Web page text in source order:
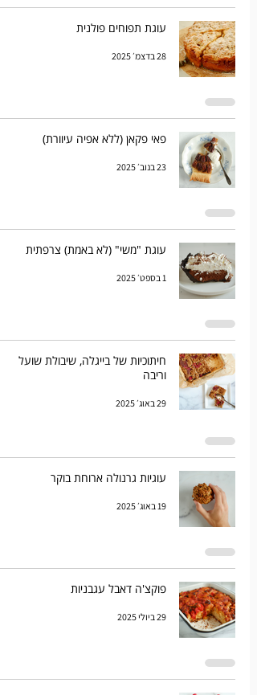
עוגת תפוחים פולנית
28 בדצמ׳ 2025
פאי פקאן (ללא אפיה עיוורת)
23 בנוב׳ 2025
עוגת "משי" (לא באמת) צרפתית
1 בספט׳ 2025
חיתוכיות של בייגלה, שיבולת שועל
וריבה
29 באוג׳ 2025
עוגיות גרנולה ארוחת בוקר
19 באוג׳ 2025
פוקצ'ה דאבל עגבניות
29 ביולי 2025